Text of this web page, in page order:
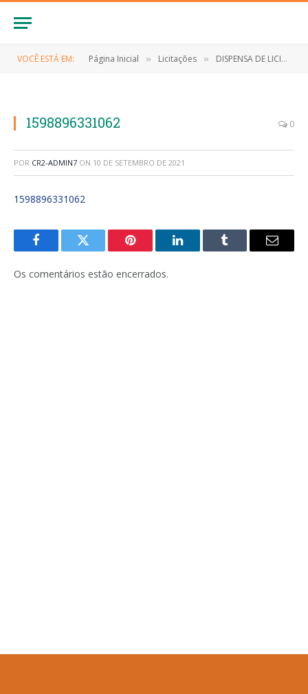
VOCÊ ESTÁ EM: Página Inicial » Licitações » DISPENSA DE LICITAÇÃO Nº 027/2020 (Contratação de empresa para aquisição de totem dispensador de álcool em gel)
1598896331062 0
POR CR2-ADMIN7 ON 10 DE SETEMBRO DE 2021
1598896331062
FacebookTwitter Pinterest LinkedInTumblr
E-
Os comentários estão encerrados.